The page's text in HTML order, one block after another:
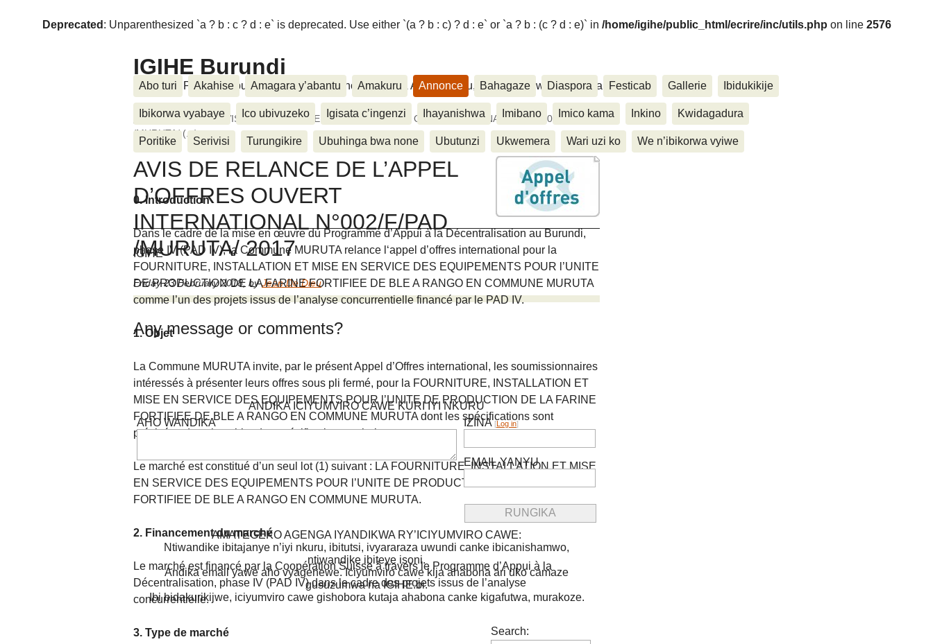
Deprecated : Unparenthesized `a ? b : c ? d : e` is deprecated. Use either `(a ? b : c) ? d : e` or `a ? b : (c ? d : e)` in /home/igihe/public_html/ecrire/inc/utils.php on line 2576
IGIHE Burundi
Amakuru, Poritike, Ubutunzi, Diaspora, Inkino, Muzika & Amasanamu, Ubuhinga bwa none, Akahise......
Abo turi Akahise Amagara y’abantu Amakuru Annonce Bahagaze Diaspora Festicab Gallerie Ibidukikije
Ibikorwa vyabaye Ico ubivuzeko Igisata c’ingenzi Ihayanishwa Imibano Imico kama Inkino Kwidagadura
Poritike Serivisi Turungikire Ubuhinga bwa none Ubutunzi Ukwemera Wari uzi ko We n’ibikorwa vyiwe
Home>Annonce>AVIS DE RELANCE DE L’APPEL D’OFFRES OUVERT INTERNATIONAL N°002/F/PAD
/MURUTA/ (...)
AVIS DE RELANCE DE L’APPEL
D’OFFRES OUVERT
INTERNATIONAL N°002/F/PAD
/MURUTA/ 2017
Friday 23 February 2018, byJean De Dieu
0. Introduction
Dans le cadre de la mise en œuvre du Programme d’Appui à la Décentralisation au Burundi,
phase IV (PAD IV), la Commune MURUTA relance l‘appel d’offres international pour la
FOURNITURE, INSTALLATION ET MISE EN SERVICE DES EQUIPEMENTS POUR l’UNITE
DE PRODUCTION DE LA FARINE FORTIFIEE DE BLE A RANGO EN COMMUNE MURUTA
comme l’un des projets issus de l’analyse concurrentielle financé par le PAD IV.
1. Objet
La Commune MURUTA invite, par le présent Appel d’Offres international, les soumissionnaires
intéressés à présenter leurs offres sous pli fermé, pour la FOURNITURE, INSTALLATION ET
MISE EN SERVICE DES EQUIPEMENTS POUR l’UNITE DE PRODUCTION DE LA FARINE
FORTIFIEE DE BLE A RANGO EN COMMUNE MURUTA dont les spécifications sont
précisées dans le cahier des spécifications techniques.
Le marché est constitué d’un seul lot (1) suivant : LA FOURNITURE, INSTALLATION ET MISE
EN SERVICE DES EQUIPEMENTS POUR l’UNITE DE PRODUCTION DE LA FARINE
FORTIFIEE DE BLE A RANGO EN COMMUNE MURUTA.
2. Financement du marché
Le marché est financé par la Coopération Suisse à travers le Programme d’Appui à la
Décentralisation, phase IV (PAD IV) dans le cadre des projets issus de l’analyse
concurrentielle.
3. Type de marché
IGIHE
Any message or comments?
ANDIKA ICIYUMVIRO CAWE KURI IYI NKURU
AHO WANDIKA
IZINA [Log in]
EMAIL YANYU
AMATEGEKO AGENGA IYANDIKWA RY’ICIYUMVIRO CAWE:
Ntiwandike ibitajanye n’iyi nkuru, ibitutsi, ivyararaza uwundi canke ibicanishamwo,
ntiwandike ibiteye isoni.
Andika email yawe aho vyagenewe. Iciyumviro cawe kija ahabona ari uko camaze
gusuzumwa na IGIHE.bi.
Ibi bidakurikijwe, iciyumviro cawe gishobora kutaja ahabona canke kigafutwa, murakoze.
Search: